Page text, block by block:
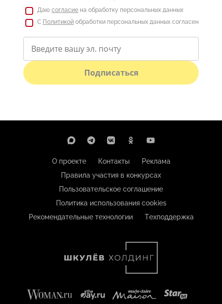
Даю согласие на обработку персональных данных
С Политикой обработки персональных данных согласен
Подписаться
О проекте Контакты
Реклама
Правила участия в конкурсах
Пользовательское соглашение
Политика использования cookies
Рекомендательные технологии
Техподдержка